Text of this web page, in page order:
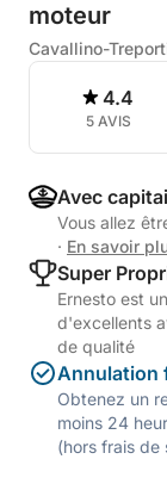
moteur
Cavallino-
4.4
5 AVIS
Avec
Vous allez
· En savoir
Super
Ernesto est
d'excellents
de qualité
Annulation
Obtenez un
moins 24
(hors frais de